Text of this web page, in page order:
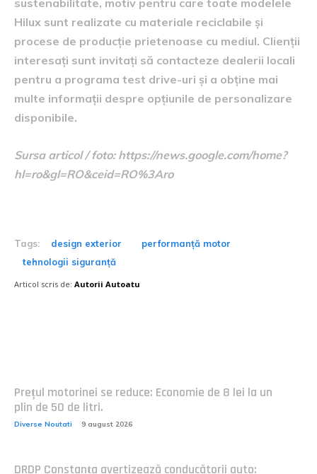
Hilux sunt realizate cu materiale reciclabile și
procese de producție prietenoase cu mediul. Clienții
interesați sunt invitați să contacteze dealerii locali
pentru a programa test drive-uri și a obține mai
multe informații despre opțiunile de personalizare
disponibile.
Sursa articol / foto: https://news.google.com/home?
hl=ro&gl=RO&ceid=RO%3Aro
Tags: design exterior
performanță motor
tehnologii siguranță
Articol scris de: Autorii Autoatu
Prețul motorinei se reduce: Economie de 8 lei la un
plin de 50 de litri.
Diverse Noutati 9 august 2026
DRDP Constanța avertizează conducătorii auto: